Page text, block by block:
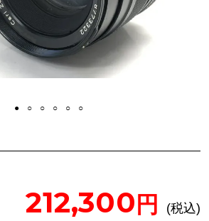
212,300